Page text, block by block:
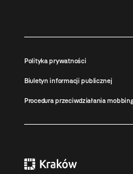
Polityka prywatności
Biuletyn informacji publicznej
Procedura przeciwdziałania